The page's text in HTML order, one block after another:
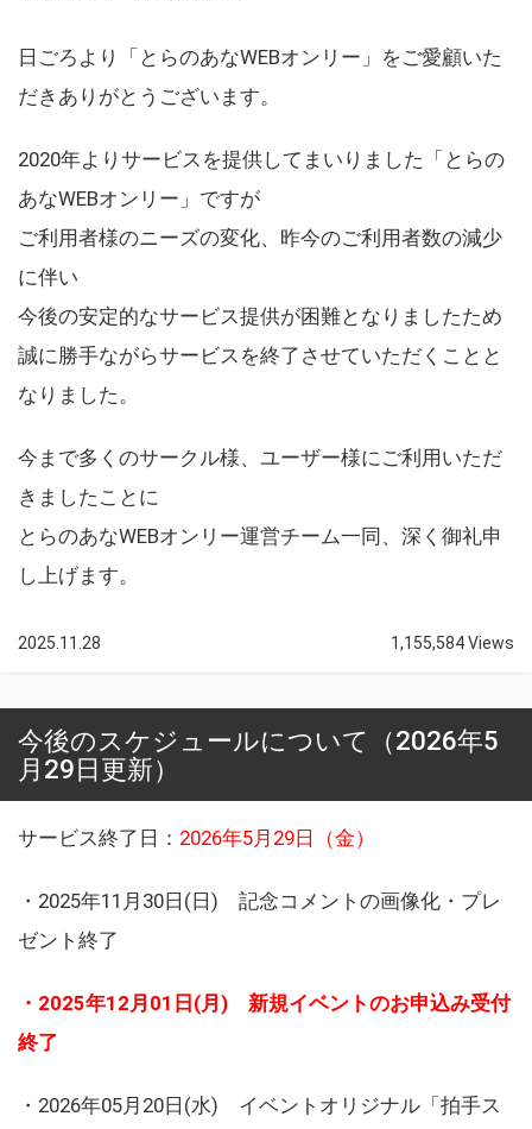
日ごろより「とらのあなWEBオンリー」をご愛顧いた
だきありがとうございます。
2020年よりサービスを提供してまいりました「とらの
あなWEBオンリー」ですが
ご利用者様のニーズの変化、昨今のご利用者数の減少
に伴い
今後の安定的なサービス提供が困難となりましたため
誠に勝手ながらサービスを終了させていただくことと
なりました。
今まで多くのサークル様、ユーザー様にご利用いただ
きましたことに
とらのあなWEBオンリー運営チーム一同、深く御礼申
し上げます。
2025.11.28 1,155,584 Views
今後のスケジュールについて（2026年5
月29日更新）
サービス終了日： 2026年5月29日（金）
・2025年11月30日(日) 記念コメントの画像化・プレ
ゼント終了
・2025年12月01日(月) 新規イベントのお申込み受付
終了
・2026年05月20日(水) イベントオリジナル「拍手ス